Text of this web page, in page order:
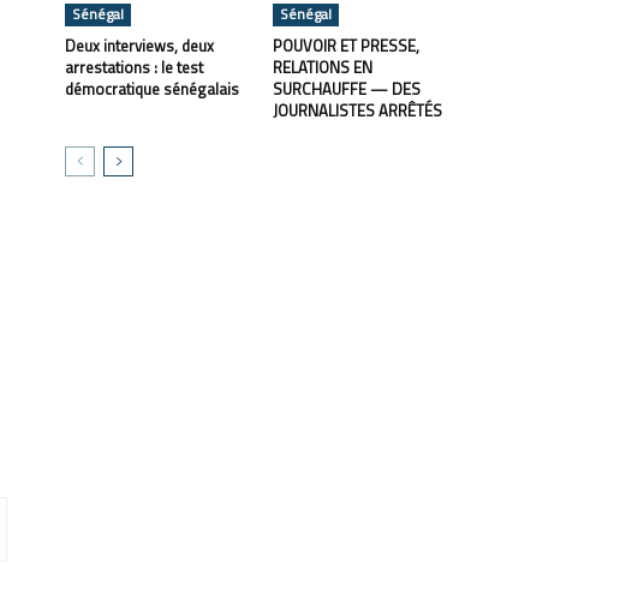
Sénégal
Deux interviews, deux
arrestations : le test
démocratique sénégalais
Sénégal
POUVOIR ET PRESSE,
RELATIONS EN
SURCHAUFFE — DES
JOURNALISTES ARRÊTÉS